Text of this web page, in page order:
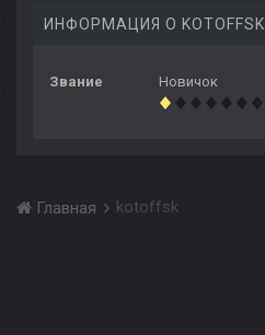
ИНФОРМАЦИЯ О KOTOFFSK
Звание Новичок
Главная kotoffsk